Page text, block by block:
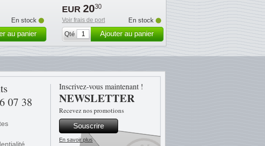
En stock
au panier
EUR 2030
Voir frais de port
En stock
Qté
Ajouter au panier
07 38
Inscrivez-vous maintenant !
NEWSLETTER
Recevez nos promotions
Souscrire
En savoir plus